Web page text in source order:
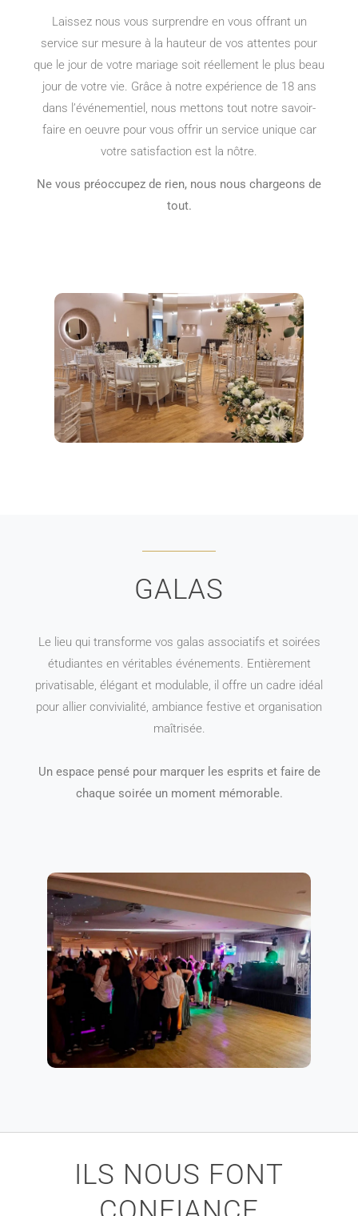
Laissez nous vous surprendre en vous offrant un
service sur mesure à la hauteur de vos attentes pour
que le jour de votre mariage soit réellement le plus beau
jour de votre vie. Grâce à notre expérience de 18 ans
dans l’événementiel, nous mettons tout notre savoir-
faire en oeuvre pour vous offrir un service unique car
votre satisfaction est la nôtre.
Ne vous préoccupez de rien, nous nous chargeons de
tout.
GALAS
Le lieu qui transforme vos galas associatifs et soirées
étudiantes en véritables événements. Entièrement
privatisable, élégant et modulable, il offre un cadre idéal
pour allier convivialité, ambiance festive et organisation
maîtrisée.
Un espace pensé pour marquer les esprits et faire de
chaque soirée un moment mémorable.
ILS NOUS FONT